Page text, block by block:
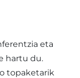
eta
hartu du.
topaketarik